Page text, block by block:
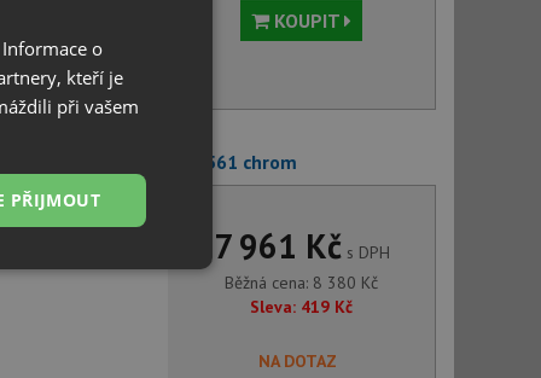
KOUPIT
mm + Aquastone AQ 4561 chrom
7 961 Kčs DPH
Běžná cena: 8 380 Kč
Sleva: 419 Kč
NA DOTAZ
o
kteří je
při vašem
PŘIJMOUT
Nezařazené